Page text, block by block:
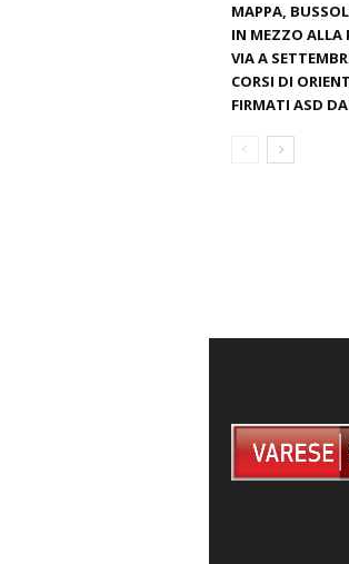
MAPPA,
IN MEZZO ALLA
VIA A
CORSI DI
FIRMATI ASD